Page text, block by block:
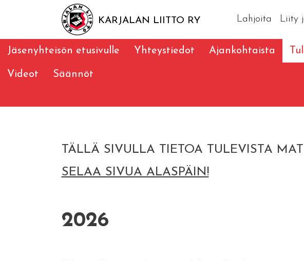
KARJALAN LIITTO RY Lahjoita Liity
Jäsenyhteisön etusivulle Yhteystiedot Ajankohtaista
Videot Säännöt
TÄLLÄ SIVULLA TIETOA TULEVISTA
SELAA SIVUA ALASPÄIN!
2026